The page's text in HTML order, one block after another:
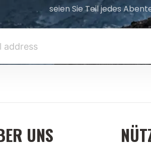
seien Sie Teil jedes
UNS